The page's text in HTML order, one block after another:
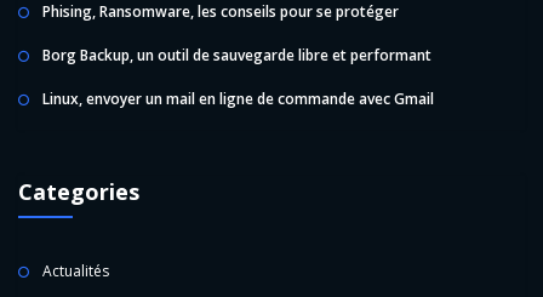
Phising, Ransomware, les conseils pour se protéger
Borg Backup, un outil de sauvegarde libre et performant
Linux, envoyer un mail en ligne de commande avec Gmail
Categories
Actualités